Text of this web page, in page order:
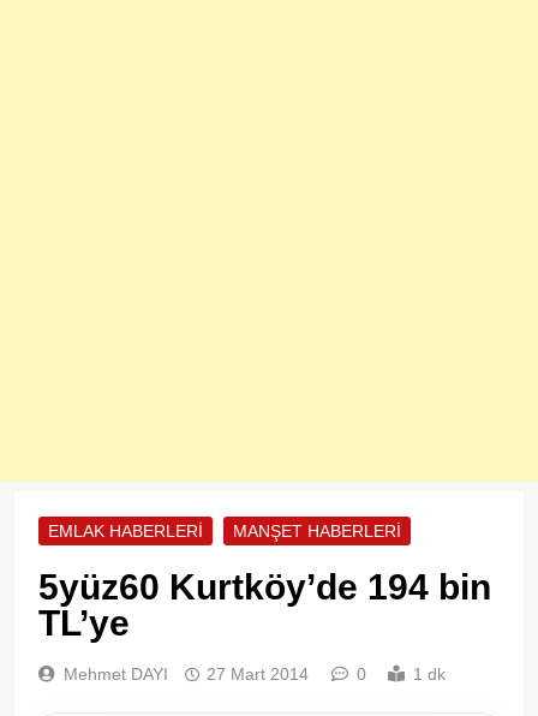
EMLAK HABERLERI MANŞET HABERLERI
5yüz60 Kurtköy’de 194 bin
TL’ye
Mehmet DAYI 27 Mart 2014 0 1 dk